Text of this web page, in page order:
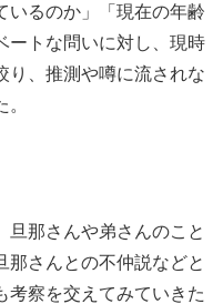
いるのか」「現在の年齢
ートな問いに対し、現時
り、推測や噂に流されな
旦那さんや弟さんのこと
那さんとの不仲説などと
考察を交えてみていきた